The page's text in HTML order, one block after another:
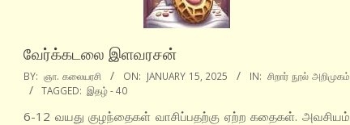
வேர்க்கடலை இளவரசன்
2025-
01-
15
BY: ஞா. கலையரசி ON: JANUARY 15, 2025 IN: சிறார் நூல் அறிமுகம்
TAGGED: இதழ் - 40
6-12 வயது குழந்தைகள் வாசிப்பதற்கு ஏற்ற கதைகள். அவசியம்